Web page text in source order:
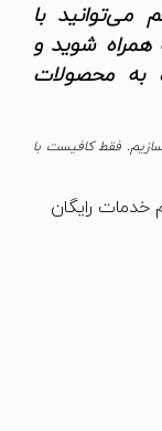
می‌توانید با
همراه شوید و
به محصولات
فقط کافیست با
رایگان